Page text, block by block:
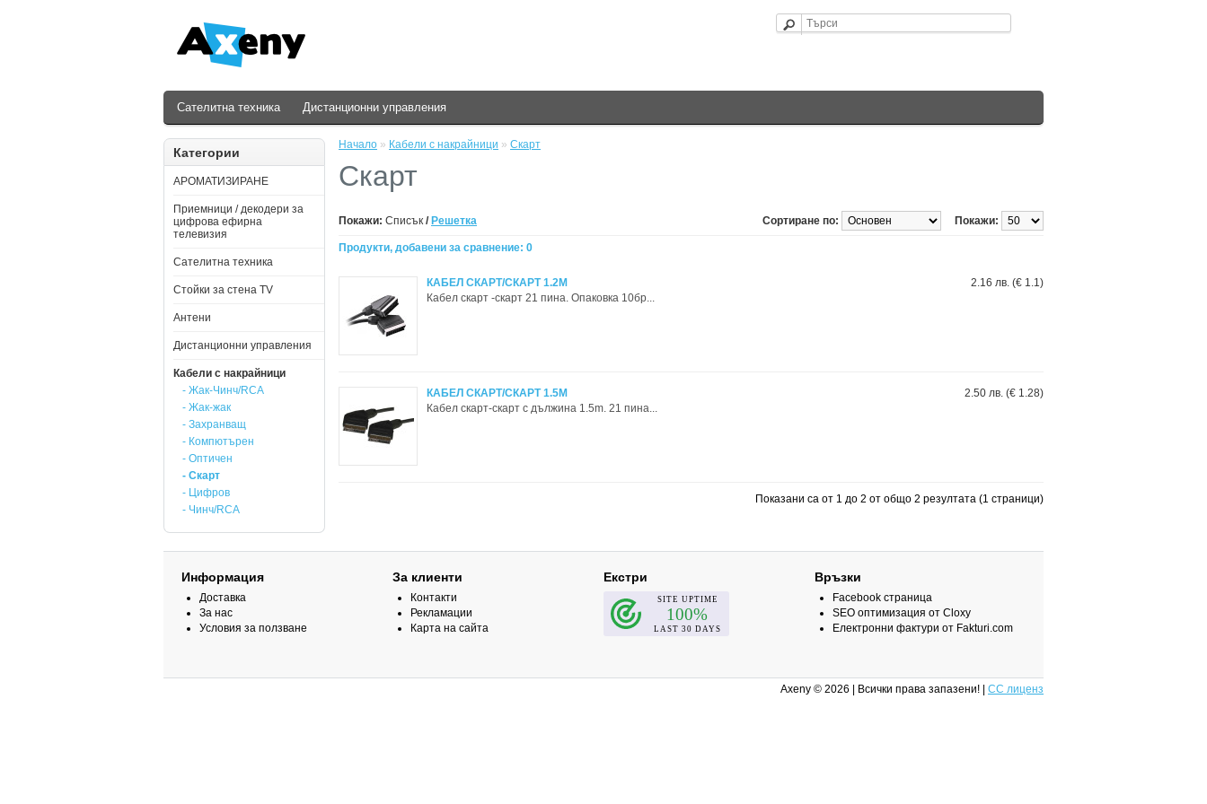
Сателитна техника Дистанционни управления
Категории
АРОМАТИЗИРАНЕ
Приемници / декодери за
цифрова ефирна
телевизия
Сателитна техника
Стойки за стена ТV
Антени
Дистанционни управления
Кабели с накрайници
- Жак-Чинч/RCA
- Жак-жак
- Захранващ
- Компютърен
- Оптичен
- Скарт
- Цифров
- Чинч/RCA
Начало » Кабели с накрайници » Скарт
Скарт
Покажи: Списък / Решетка Покажи:
Сортиране по:
Продукти, добавени за сравнение: 0
2.16 лв. (€ 1.1)
КАБЕЛ СКАРТ/СКАРТ 1.2M
Кабел скарт -скарт 21 пина. Опаковка 10бр...
2.50 лв. (€ 1.28)
КАБЕЛ СКАРТ/СКАРТ 1.5M
Кабел скарт-скарт с дължина 1.5m. 21 пина...
Показани са от 1 до 2 от общо 2 резултата (1 страници)
Информация
Доставка
За нас
Условия за ползване
За клиенти
Контакти
Рекламации
Карта на сайта
Екстри Връзки
Facebook страница
SEO оптимизация от Cloxy
Електронни фактури от Fakturi.com
Axeny © 2026 | Всички права запазени! | CC лиценз